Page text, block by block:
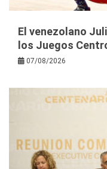
El venezolano
los Juegos
07/08/2026